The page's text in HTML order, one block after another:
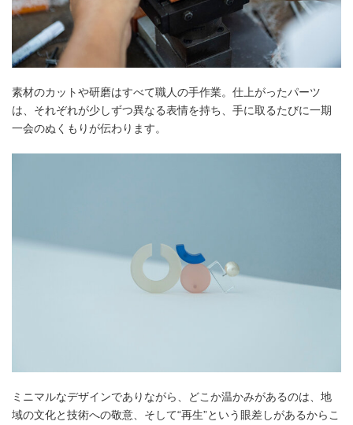
素材のカットや研磨はすべて職人の手作業。仕上がったパーツ
は、それぞれが少しずつ異なる表情を持ち、手に取るたびに一期
一会のぬくもりが伝わります。
ミニマルなデザインでありながら、どこか温かみがあるのは、地
域の文化と技術への敬意、そして“再生”という眼差しがあるからこ